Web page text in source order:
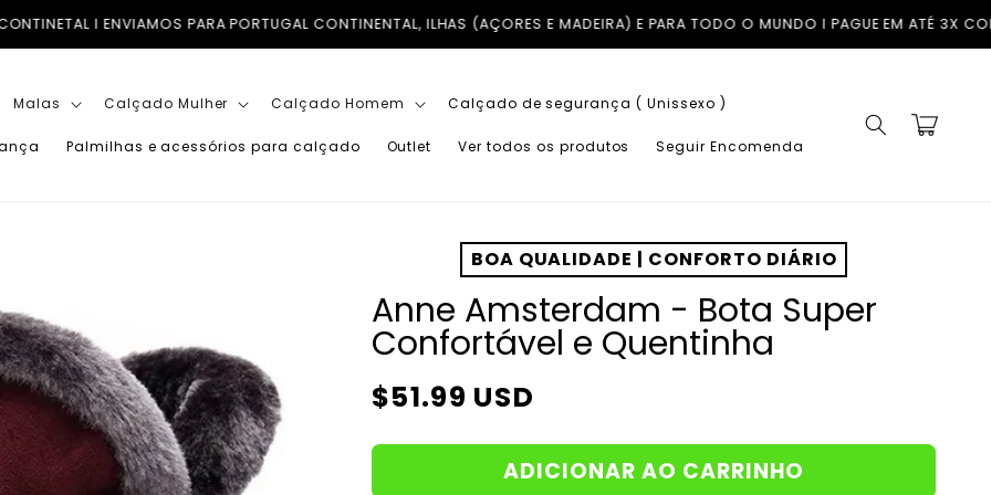
ILHAS (AÇORES E MADEIRA) E PARA TODO O MUNDO I PAGUE EM ATÉ 3X COM A KLARNA SEM JUROS TROCAS GRÁTIS EM
Malas Calçado Mulher Calçado Homem Calçado de segurança ( Unissexo )
Palmilhas e acessórios para calçado Outlet Ver todos os produtos Seguir Encomenda
Carrinho
BOA QUALIDADE | CONFORTO DIÁRIO
Anne Amsterdam - Bota Super
Confortável e Quentinha
Preço
$51.99 USD
ADICIONAR AO CARRINHO